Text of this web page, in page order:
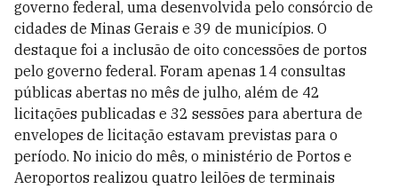
governo federal, uma desenvolvida pelo consórcio de
cidades de Minas Gerais e 39 de municípios. O
destaque foi a inclusão de oito concessões de portos
pelo governo federal. Foram apenas 14 consultas
públicas abertas no mês de julho, além de 42
licitações publicadas e 32 sessões para abertura de
envelopes de licitação estavam previstas para o
período. No inicio do mês, o ministério de Portos e
Aeroportos realizou quatro leilões de terminais